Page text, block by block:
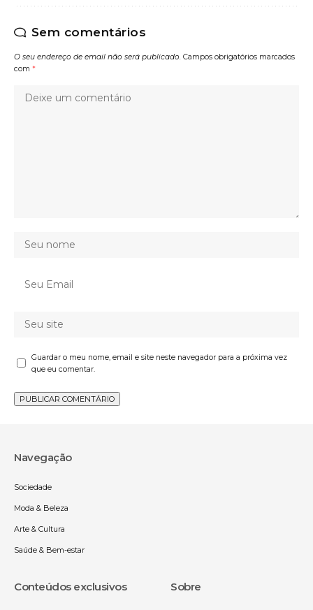
Sem comentários
O seu endereço de email não será publicado. Campos obrigatórios marcados
com *
Guardar o meu nome, email e site neste navegador para a próxima vez
que eu comentar.
Navegação
Sociedade
Moda & Beleza
Arte & Cultura
Saúde & Bem-estar
Conteúdos exclusivos Sobre